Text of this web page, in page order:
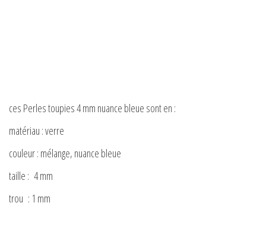
ces Perles toupies 4 mm nuance bleue sont en :
matériau : verre
couleur : mélange, nuance bleue
taille : 4 mm
trou : 1 mm